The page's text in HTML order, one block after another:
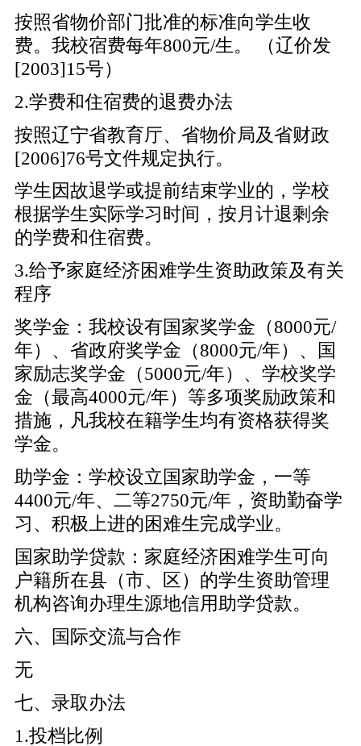
按照省物价部门批准的标准向学生收
费。我校宿费每年800元/生。 （辽价发
[2003]15号）
2.学费和住宿费的退费办法
按照辽宁省教育厅、省物价局及省财政
[2006]76号文件规定执行。
学生因故退学或提前结束学业的，学校
根据学生实际学习时间，按月计退剩余
的学费和住宿费。
3.给予家庭经济困难学生资助政策及有关
程序
奖学金：我校设有国家奖学金（8000元/
年）、省政府奖学金（8000元/年）、国
家励志奖学金（5000元/年）、学校奖学
金（最高4000元/年）等多项奖励政策和
措施，凡我校在籍学生均有资格获得奖
学金。
助学金：学校设立国家助学金，一等
4400元/年、二等2750元/年，资助勤奋学
习、积极上进的困难生完成学业。
国家助学贷款：家庭经济困难学生可向
户籍所在县（市、区）的学生资助管理
机构咨询办理生源地信用助学贷款。
六、国际交流与合作
无
七、录取办法
1.投档比例